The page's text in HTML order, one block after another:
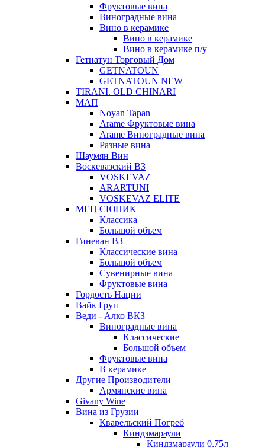
Фруктовые вина
Виноградные вина
Вино в керамике
Вино в керамике
Вино в керамике п/у
Гетнатун Торговый Дом
GETNATOUN
GETNATOUN NEW
TIRANI. OLD CHINARI
МАП
Noyan Tapan
Arame Фруктовые вина
Arame Виноградные вина
Разные вина
Шаумян Вин
Воскевазский ВЗ
VOSKEVAZ
ARARTUNI
VOSKEVAZ ELITE
МЕЦ СЮНИК
Классика
Большой объем
Гиневан ВЗ
Классические вина
Большой объем
Сувенирные вина
Фруктовые вина
Гордость Нации
Вайк Груп
Веди - Алко ВКЗ
Виноградные вина
Классические
Большой объем
Фруктовые вина
В керамике
Другие Производители
Армянские вина
Givany Wine
Вина из Грузии
Кварельский Погреб
Киндзмараули
Киндзмараули 0,75л